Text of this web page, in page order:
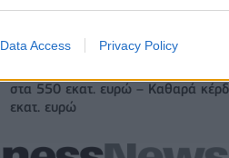
Data Access Privacy Policy
στα 550 εκατ. ευρώ – Καθαρά
εκατ. ευρώ